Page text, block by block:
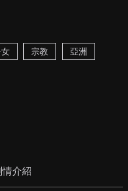
宗教 亞洲
情介紹